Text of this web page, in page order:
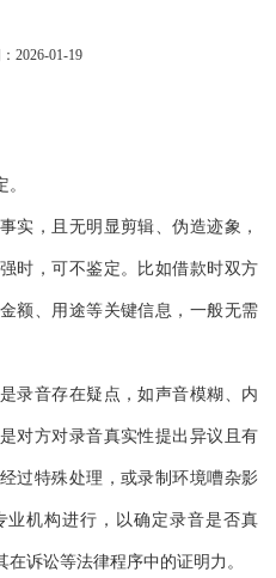
2026-01-19
实，且无明显剪辑、伪造迹象，
时，可不鉴定。比如借款时双方
额、用途等关键信息，一般无需
录音存在疑点，如声音模糊、内
对方对录音真实性提出异议且有
过特殊处理，或录制环境嘈杂影
机构进行，以确定录音是否真
诉讼等法律程序中的证明力。